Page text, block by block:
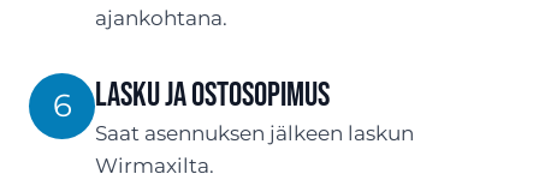
ajankohtana.
6 Lasku ja ostosopimus
Saat asennuksen jälkeen laskun
Wirmaxilta.